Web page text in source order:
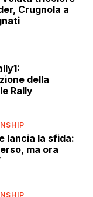
Crugnola a
della
Rally
lancia la sfida:
ma ora